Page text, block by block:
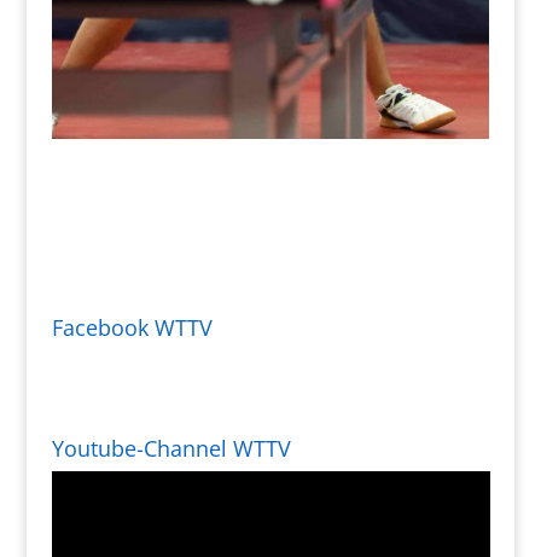
Facebook WTTV
Youtube-Channel WTTV